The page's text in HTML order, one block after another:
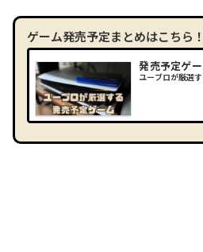
ゲーム発売予定まとめはこちら
発売予定ゲ
ユーブロが厳選